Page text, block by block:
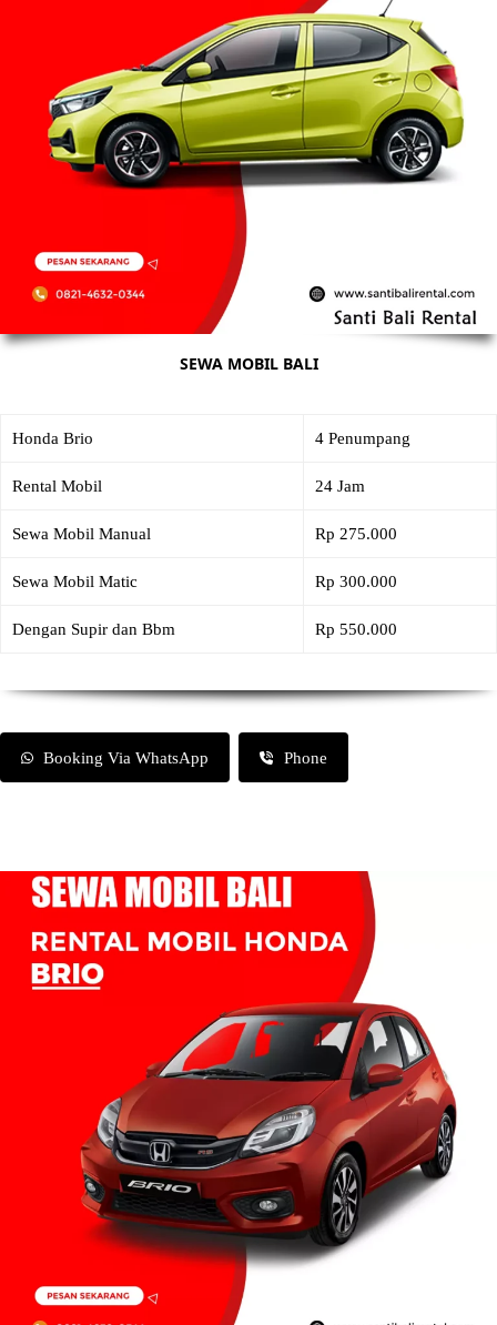
SEWA MOBIL BALI
Honda Brio 4 Penumpang
Rental Mobil 24 Jam
Sewa Mobil Manual Rp 275.000
Sewa Mobil Matic Rp 300.000
Dengan Supir dan Bbm Rp 550.000
Booking Via WhatsApp Phone